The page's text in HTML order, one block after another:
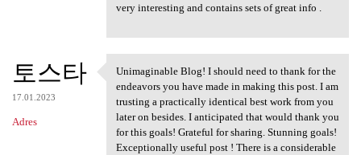
very interesting and contains sets of great info .
토스타
17.01.2023
Adres
Unimaginable Blog! I should
Unimaginable Blog! I should need to thank for the
endeavors you have made in making this post. I am
trusting a practically identical best work from you
later on besides. I anticipated that would thank you
for this goals! Grateful for sharing. Stunning goals!
Exceptionally useful post ! There is a considerable